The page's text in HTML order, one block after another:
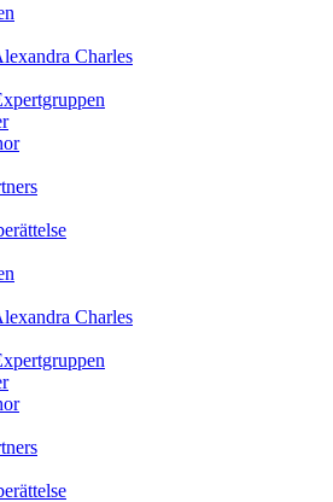
Charles
Charles